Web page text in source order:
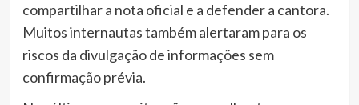
compartilhar a nota oficial e a defender a cantora.
Muitos internautas também alertaram para os
riscos da divulgação de informações sem
confirmação prévia.